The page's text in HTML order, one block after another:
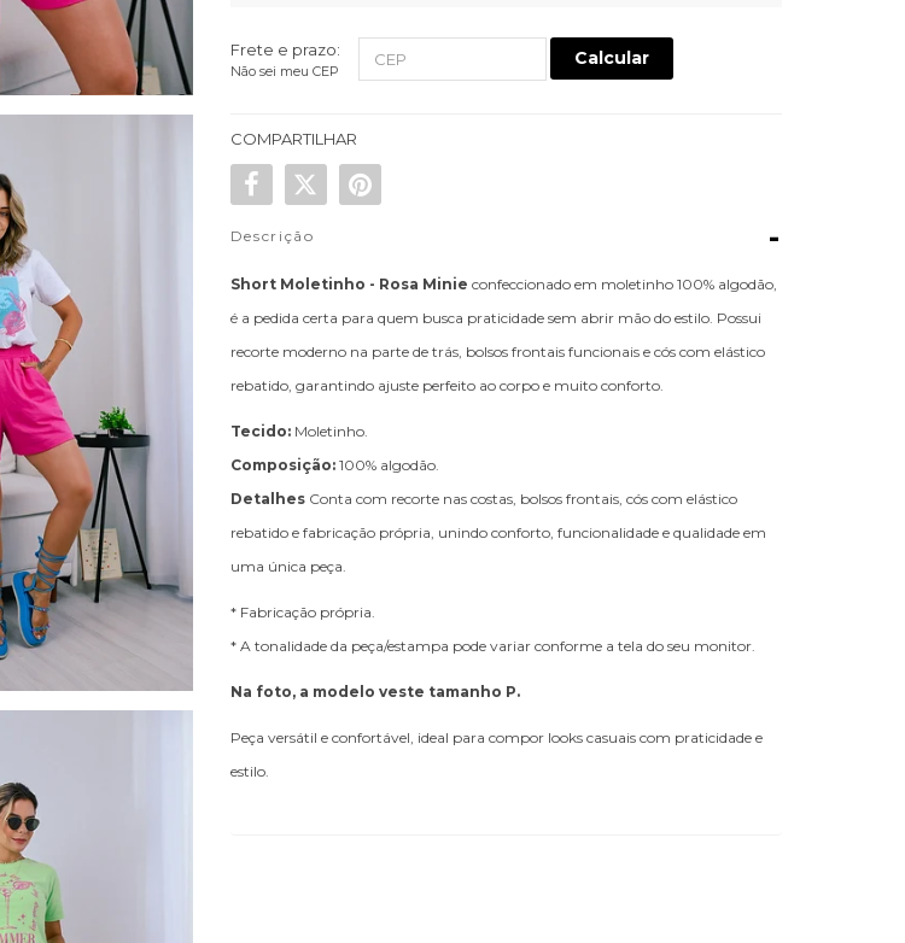
Frete e prazo:
Não sei meu CEP
Calcular
COMPARTILHAR
Descrição -
Short Moletinho - Rosa Minie confeccionado em moletinho 100% algodão,
é a pedida certa para quem busca praticidade sem abrir mão do estilo. Possui
recorte moderno na parte de trás, bolsos frontais funcionais e cós com elástico
rebatido, garantindo ajuste perfeito ao corpo e muito conforto.
Tecido:Moletinho.
Composição:100% algodão.
DetalhesConta com recorte nas costas, bolsos frontais, cós com elástico
rebatido e fabricação própria, unindo conforto, funcionalidade e qualidade em
uma única peça.
* Fabricação própria.
* A tonalidade da peça/estampa pode variar conforme a tela do seu monitor.
Na foto, a modelo veste tamanho P.
Peça versátil e confortável, ideal para compor looks casuais com praticidade e
estilo.